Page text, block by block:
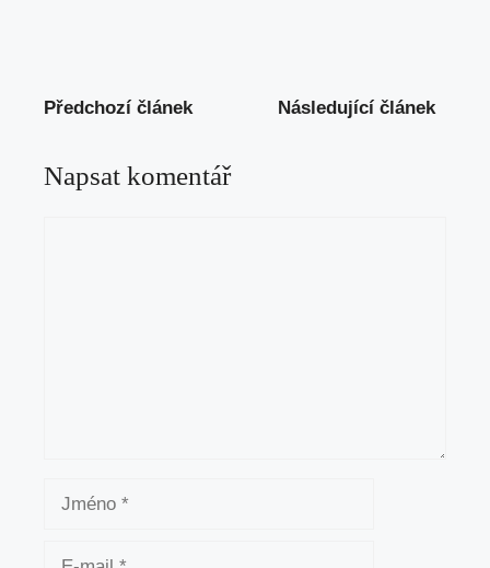
Předchozí článek Následující článek
Napsat komentář
Jméno